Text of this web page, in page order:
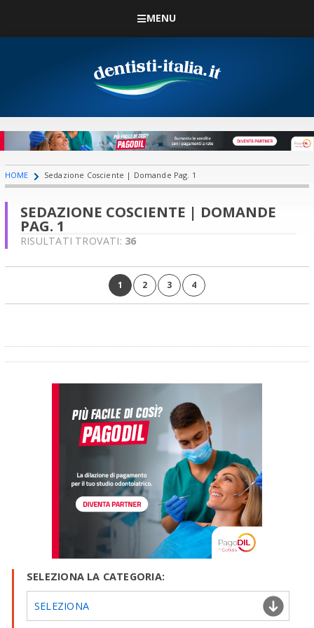
MENU
HOME Sedazione Cosciente | Domande Pag. 1
SEDAZIONE COSCIENTE | DOMANDE
PAG. 1
RISULTATI TROVATI: 36
1 2 3 4
SELEZIONA LA CATEGORIA:
SELEZIONA